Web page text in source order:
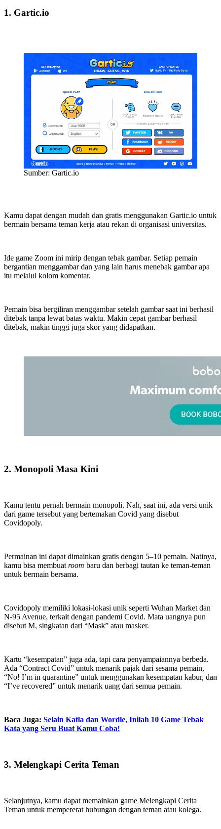
1. Gartic.io
Sumber: Gartic.io
Kamu dapat dengan mudah dan gratis menggunakan Gartic.io untuk
bermain bersama teman kerja atau rekan di organisasi universitas.
Ide game Zoom ini mirip dengan tebak gambar. Setiap pemain
bergantian menggambar dan yang lain harus menebak gambar apa
itu melalui kolom komentar.
Pemain bisa bergiliran menggambar setelah gambar saat ini berhasil
ditebak tanpa lewat batas waktu. Makin cepat gambar berhasil
ditebak, makin tinggi juga skor yang didapatkan.
2. Monopoli Masa Kini
Kamu tentu pernah bermain monopoli. Nah, saat ini, ada versi unik
dari game tersebut yang bertemakan Covid yang disebut
Covidopoly.
Permainan ini dapat dimainkan gratis dengan 5–10 pemain. Natinya,
kamu bisa membuat room baru dan berbagi tautan ke teman-teman
untuk bermain bersama.
Covidopoly memiliki lokasi-lokasi unik seperti Wuhan Market dan
N-95 Avenue, terkait dengan pandemi Covid. Mata uangnya pun
disebut M, singkatan dari “Mask” atau masker.
Kartu “kesempatan” juga ada, tapi cara penyampaiannya berbeda.
Ada “Contract Covid” untuk menarik pajak dari sesama pemain,
“No! I’m in quarantine” untuk menggunakan kesempatan kabur, dan
“I’ve recovered” untuk menarik uang dari semua pemain.
Baca Juga: Selain Katla dan Wordle, Inilah 10 Game Tebak
Kata yang Seru Buat Kamu Coba!
3. Melengkapi Cerita Teman
Selanjutnya, kamu dapat memainkan game Melengkapi Cerita
Teman untuk mempererat hubungan dengan teman atau kolega.